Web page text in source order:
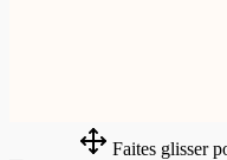
Faites glisser